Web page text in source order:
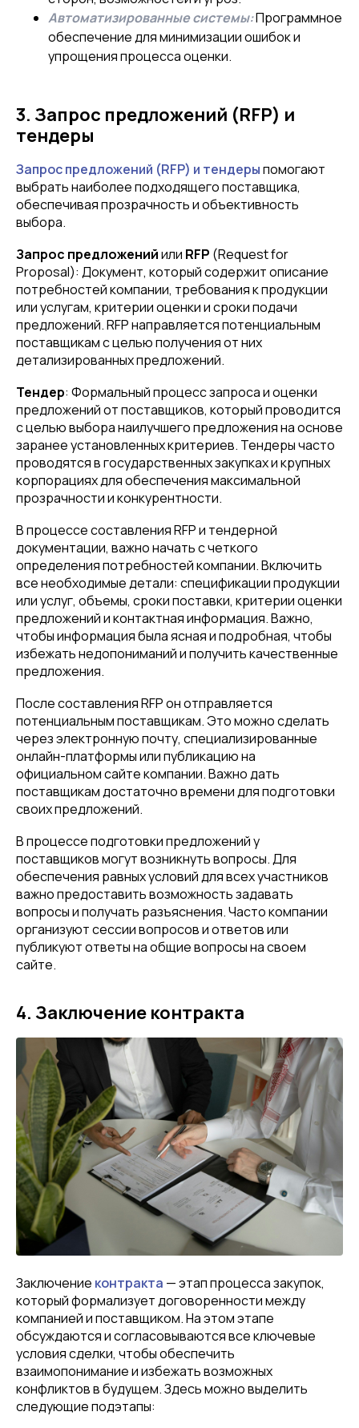
Автоматизированные системы:Программное
обеспечение для минимизации ошибок и
упрощения процесса оценки.
3. Запрос предложений (RFP) и
тендеры
Запрос предложений (RFP) и тендерыпомогают
выбрать наиболее подходящего поставщика,
обеспечивая прозрачность и объективность
выбора.
Запрос предложенийили RFP (Request for
Proposal): Документ, который содержит описание
потребностей компании, требования к продукции
или услугам, критерии оценки и сроки подачи
предложений. RFP направляется потенциальным
поставщикам с целью получения от них
детализированных предложений.
Тендер: Формальный процесс запроса и оценки
предложений от поставщиков, который проводится
с целью выбора наилучшего предложения на основе
заранее установленных критериев. Тендеры часто
проводятся в государственных закупках и крупных
корпорациях для обеспечения максимальной
прозрачности и конкурентности.
В процессе составления RFP и тендерной
документации, важно начать с четкого
определения потребностей компании. Включить
все необходимые детали: спецификации продукции
или услуг, объемы, сроки поставки, критерии оценки
предложений и контактная информация. Важно,
чтобы информация была ясная и подробная, чтобы
избежать недопониманий и получить качественные
предложения.
После составления RFP он отправляется
потенциальным поставщикам. Это можно сделать
через электронную почту, специализированные
онлайн-платформы или публикацию на
официальном сайте компании. Важно дать
поставщикам достаточно времени для подготовки
своих предложений.
В процессе подготовки предложений у
поставщиков могут возникнуть вопросы. Для
обеспечения равных условий для всех участников
важно предоставить возможность задавать
вопросы и получать разъяснения. Часто компании
организуют сессии вопросов и ответов или
публикуют ответы на общие вопросы на своем
сайте.
4. Заключение контракта
Заключение контракта — этап процесса закупок,
который формализует договоренности между
компанией и поставщиком. На этом этапе
обсуждаются и согласовываются все ключевые
условия сделки, чтобы обеспечить
взаимопонимание и избежать возможных
конфликтов в будущем. Здесь можно выделить
следующие подэтапы: